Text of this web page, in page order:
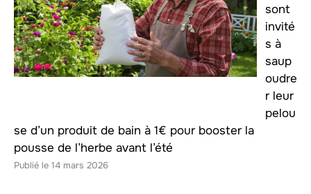
sont
invité
s à
saup
oudre
r leur
pelou
se d’un produit de bain à 1€ pour booster la
pousse de l’herbe avant l’été
14 mars 2026